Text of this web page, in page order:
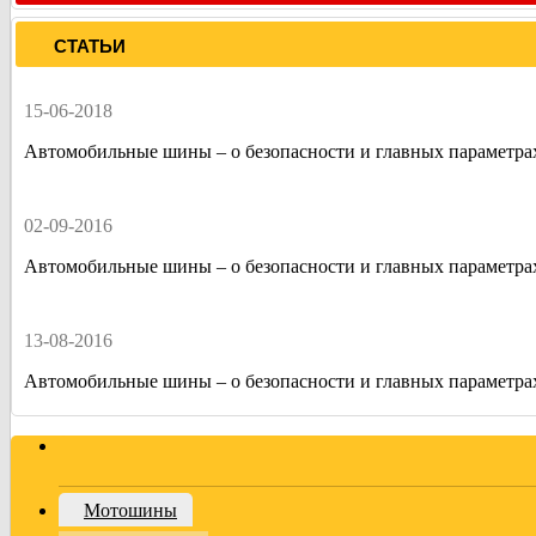
СТАТЬИ
15-06-2018
Автомобильные шины – о безопасности и главных
02-09-2016
Автомобильные шины – о безопасности и главных
13-08-2016
Автомобильные шины – о безопасности и главных
Мотошины